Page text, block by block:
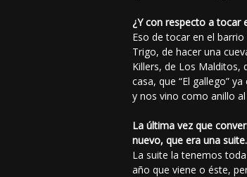
¿Y con respecto a tocar
Eso de tocar en el
Trigo, de hacer una
Killers, de Los Malditos,
casa, que “El gallego”
y nos vino como anillo
La última vez que
nuevo, que era una
La suite la tenemos
año que viene o éste,